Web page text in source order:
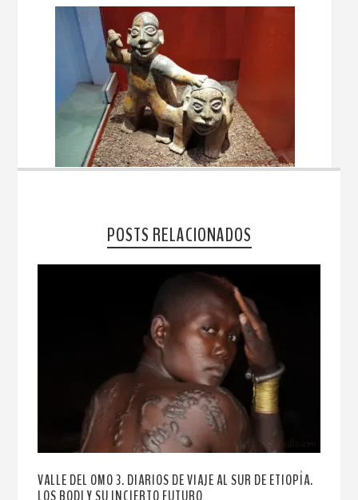
POSTS RELACIONADOS
VALLE DEL OMO 3. DIARIOS DE VIAJE AL SUR DE ETIOPÍA.
LOS BODI Y SU INCIERTO FUTURO